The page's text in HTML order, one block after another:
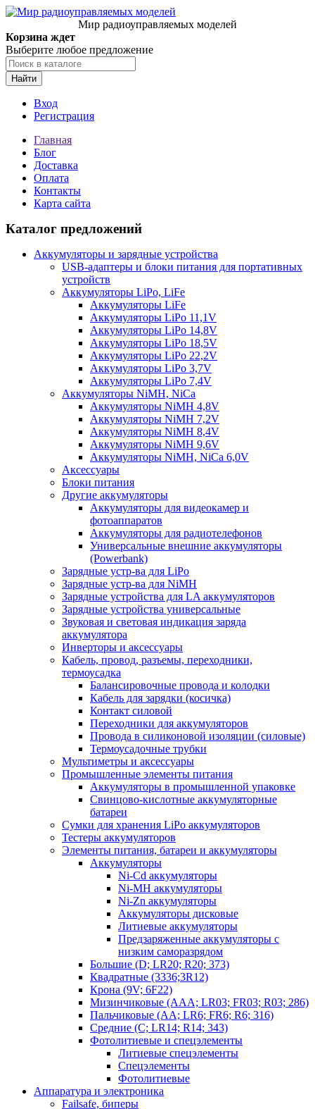
Мир радиоуправляемых моделей
Корзина ждет
Выберите любое предложение
Найти
Вход
Регистрация
Главная
Блог
Доставка
Оплата
Контакты
Карта сайта
Каталог предложений
Аккумуляторы и зарядные устройства
USB-адаптеры и блоки питания для портативных
устройств
Аккумуляторы LiPo, LiFe
Аккумуляторы LiFe
Аккумуляторы LiPo 11,1V
Аккумуляторы LiPo 14,8V
Аккумуляторы LiPo 18,5V
Аккумуляторы LiPo 22,2V
Аккумуляторы LiPo 3,7V
Аккумуляторы LiPo 7,4V
Аккумуляторы NiMH, NiCa
Аккумуляторы NiMH 4,8V
Аккумуляторы NiMH 7,2V
Аккумуляторы NiMH 8,4V
Аккумуляторы NiMH 9,6V
Аккумуляторы NiMH, NiCa 6,0V
Аксессуары
Блоки питания
Другие аккумуляторы
Аккумуляторы для видеокамер и
фотоаппаратов
Аккумуляторы для радиотелефонов
Универсальные внешние аккумуляторы
(Powerbank)
Зарядные устр-ва для LiPo
Зарядные устр-ва для NiMH
Зарядные устройства для LA аккумуляторов
Зарядные устройства универсальные
Звуковая и световая индикация заряда
аккумулятора
Инверторы и аксессуары
Кабель, провод, разъемы, переходники,
термоусадка
Балансировочные провода и колодки
Кабель для зарядки (косичка)
Контакт силовой
Переходники для аккумуляторов
Провода в силиконовой изоляции (силовые)
Термоусадочные трубки
Мультиметры и аксессуары
Промышленные элементы питания
Аккумуляторы в промышленной упаковке
Свинцово-кислотные аккумуляторные
батареи
Сумки для хранения LiPo аккумуляторов
Тестеры аккумуляторов
Элементы питания, батареи и аккумуляторы
Аккумуляторы
Ni-Cd аккумуляторы
Ni-MH аккумуляторы
Ni-Zn аккумуляторы
Аккумуляторы дисковые
Литиевые аккумуляторы
Предзаряженные аккумуляторы с
низким саморазрядом
Большие (D; LR20; R20; 373)
Квадратные (3336;3R12)
Крона (9V; 6F22)
Мизинчиковые (AAA; LR03; FR03; R03; 286)
Пальчиковые (AA; LR6; FR6; R6; 316)
Средние (C; LR14; R14; 343)
Фотолитиевые и спецэлементы
Литиевые спецэлементы
Спецэлементы
Фотолитиевые
Аппаратура и электроника
Failsafe, биперы